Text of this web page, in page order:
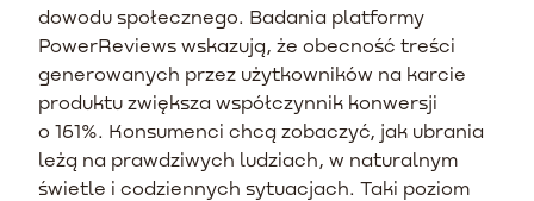
dowodu społecznego. Badania platformy
PowerReviews wskazują, że obecność treści
generowanych przez użytkowników na karcie
produktu zwiększa współczynnik konwersji
o 161%. Konsumenci chcą zobaczyć, jak ubrania
leżą na prawdziwych ludziach, w naturalnym
świetle i codziennych sytuacjach. Taki poziom